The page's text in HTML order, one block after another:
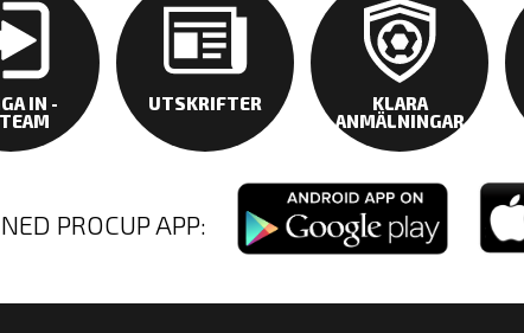
IN -
UTSKRIFTER
KLARA
ANMÄLNINGAR
PROCUP APP: